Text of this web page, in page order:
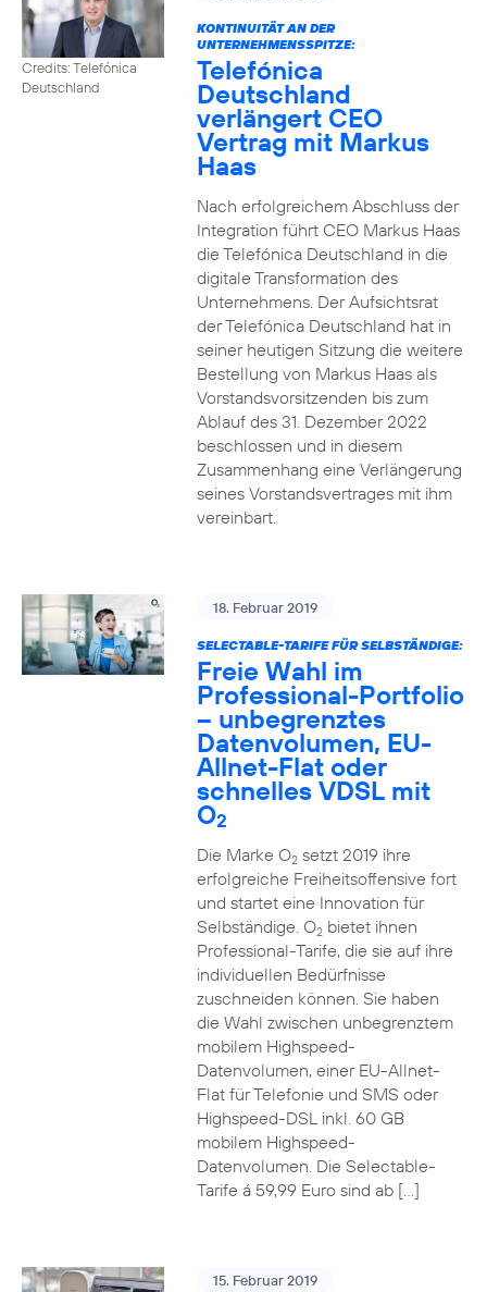
Credits: Telefónica
Deutschland
KONTINUITÄT AN DER
UNTERNEHMENSSPITZE:
Telefónica
Deutschland
verlängert CEO
Vertrag mit Markus
Haas
Nach erfolgreichem Abschluss der
Integration führt CEO Markus Haas
die Telefónica Deutschland in die
digitale Transformation des
Unternehmens. Der Aufsichtsrat
der Telefónica Deutschland hat in
seiner heutigen Sitzung die weitere
Bestellung von Markus Haas als
Vorstandsvorsitzenden bis zum
Ablauf des 31. Dezember 2022
beschlossen und in diesem
Zusammenhang eine Verlängerung
seines Vorstandsvertrages mit ihm
vereinbart.
18. Februar 2019
SELECTABLE-TARIFE FÜR SELBSTÄNDIGE:
Freie Wahl im
Professional-Portfolio
– unbegrenztes
Datenvolumen, EU-
Allnet-Flat oder
schnelles VDSL mit
O2
Die Marke O2setzt 2019 ihre
erfolgreiche Freiheitsoffensive fort
und startet eine Innovation für
Selbständige. O2bietet ihnen
Professional-Tarife, die sie auf ihre
individuellen Bedürfnisse
zuschneiden können. Sie haben
die Wahl zwischen unbegrenztem
mobilem Highspeed-
Datenvolumen, einer EU-Allnet-
Flat für Telefonie und SMS oder
Highspeed-DSL inkl. 60 GB
mobilem Highspeed-
Datenvolumen. Die Selectable-
Tarife á 59,99 Euro sind ab […]
15. Februar 2019